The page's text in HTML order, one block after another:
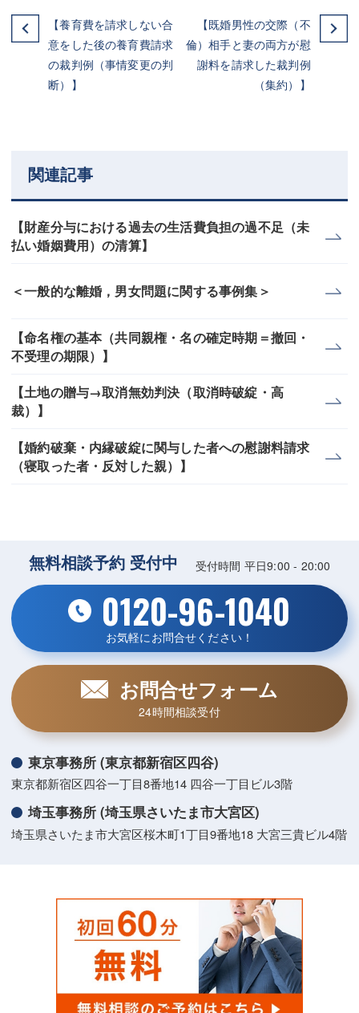
【養育費を請求しない合
意をした後の養育費請求
の裁判例（事情変更の判
断）】
【既婚男性の交際（不
倫）相手と妻の両方が慰
謝料を請求した裁判例
（集約）】
関連記事
【財産分与における過去の生活費負担の過不足（未
払い婚姻費用）の清算】
＜一般的な離婚，男女問題に関する事例集＞
【命名権の基本（共同親権・名の確定時期＝撤回・
不受理の期限）】
【土地の贈与→取消無効判決（取消時破綻・高
裁）】
【婚約破棄・内縁破綻に関与した者への慰謝料請求
（寝取った者・反対した親）】
無料相談予約 受付中 受付時間 平日9:00 - 20:00
0120-96-1040
お気軽にお問合せください！
お問合せフォーム
24時間相談受付
東京事務所 (東京都新宿区四谷)
東京都新宿区四谷一丁目8番地14 四谷一丁目ビル3階
埼玉事務所 (埼玉県さいたま市大宮区)
埼玉県さいたま市大宮区桜木町1丁目9番地18 大宮三貴ビル4階